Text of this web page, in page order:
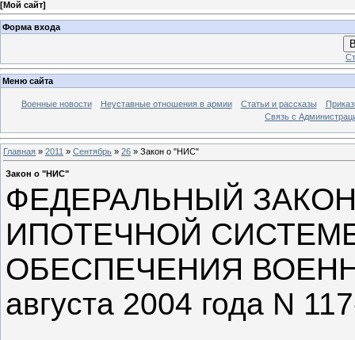
[Мой сайт]
Форма входа
Меню сайта
Военные новости Неуставные отношения в армии Статьи и рассказы
Связь с
Главная » 2011 » Сентябрь » 26 » Закон о "НИС"
Закон о "НИС"
ФЕДЕРАЛЬНЫЙ
ИПОТЕЧНОЙ
ОБЕСПЕЧЕНИЯ
августа 2004 года N